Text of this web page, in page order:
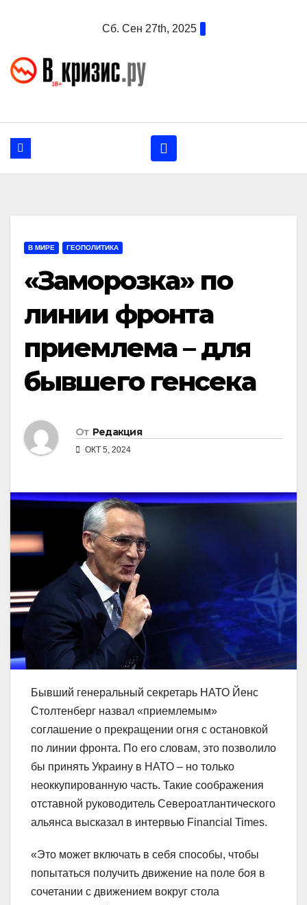
Сб. Сен 27th, 2025
В МИРЕ ГЕОПОЛИТИКА
«Заморозка» по
линии фронта
приемлема – для
бывшего генсека
От Редакция
ОКТ 5, 2024
Бывший генеральный секретарь НАТО Йенс
Столтенберг назвал «приемлемым»
соглашение о прекращении огня с остановкой
по линии фронта. По его словам, это позволило
бы принять Украину в НАТО – но только
неоккупированную часть. Такие соображения
отставной руководитель Североатлантического
альянса высказал в интервью Financial Times.
«Это может включать в себя способы, чтобы
попытаться получить движение на поле боя в
сочетании с движением вокруг стола